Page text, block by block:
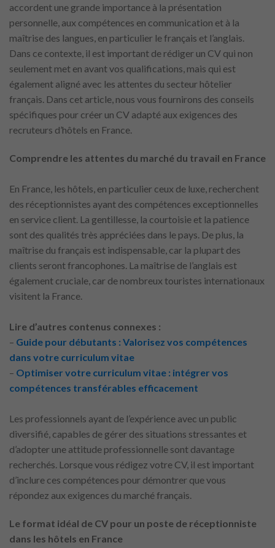
accordent une grande importance à la présentation
personnelle, aux compétences en communication et à la
maîtrise des langues, en particulier le français et l’anglais.
Dans ce contexte, il est important de rédiger un CV qui non
seulement met en avant vos qualifications, mais qui est
également aligné avec les attentes du secteur hôtelier
français. Dans cet article, nous vous fournirons des conseils
spécifiques pour créer un CV adapté aux exigences des
recruteurs d’hôtels en France.
Comprendre les attentes du marché du travail en France
En France, les hôtels, en particulier ceux de luxe, recherchent
des réceptionnistes ayant des compétences exceptionnelles
en service client. La gentillesse, la courtoisie et la patience
sont des qualités très appréciées dans le pays. De plus, la
maîtrise du français est indispensable, car la plupart des
clients seront francophones. La maîtrise de l’anglais est
également cruciale, car de nombreux touristes internationaux
visitent la France.
Lire d’autres contenus connexes :
– Guide pour débutants : Valorisez vos compétences
dans votre curriculum vitae
– Optimiser votre curriculum vitae : intégrer vos
compétences transférables efficacement
Les professionnels ayant de l’expérience avec un public
diversifié, capables de gérer des situations stressantes et
d’adopter une attitude professionnelle sont davantage
recherchés. Lorsque vous rédigez votre CV, il est important
d’inclure ces compétences pour démontrer que vous
répondez aux exigences du marché français.
Le format idéal de CV pour un poste de réceptionniste
dans les hôtels en France